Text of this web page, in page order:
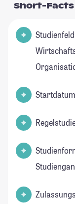
Short-Facts